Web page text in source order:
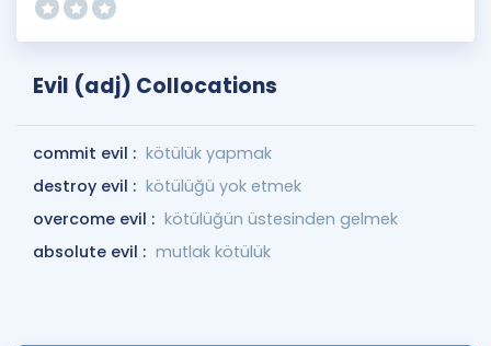
Evil (adj) Collocations
commit evil : kötülük yapmak
destroy evil : kötülüğü yok etmek
overcome evil : kötülüğün üstesinden gelmek
absolute evil : mutlak kötülük